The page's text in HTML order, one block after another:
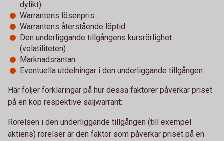
dylikt)
Warrantens lösenpris
Warrantens återstående löptid
Den underliggande tillgångens kursrörlighet
(volatiliteten)
Marknadsräntan
Eventuella utdelningar i den underliggande tillgången
Här följer förklaringar på hur dessa faktorer påverkar priset
på en köp respektive säljwarrant:
Rörelsen i den underliggande tillgången (till exempel
aktiens) rörelser är den faktor som påverkar priset på en